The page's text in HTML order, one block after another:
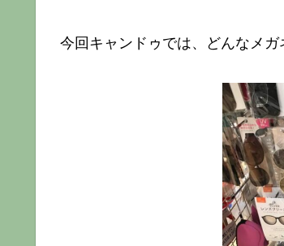
今回キャンドゥでは、どんなメガ